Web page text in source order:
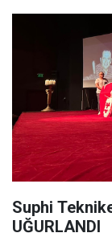
Suphi
UĞURLANDI